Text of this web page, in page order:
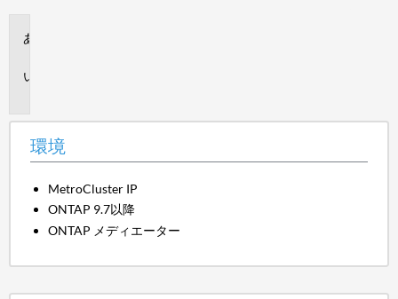
環境
MetroCluster IP
ONTAP 9.7以降
ONTAP メディエーター